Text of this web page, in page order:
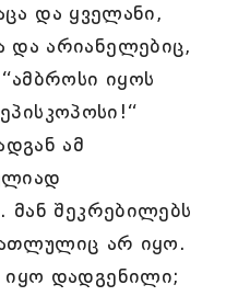
და ყველანი,
არიანელებიც,
იყოს
ამ
მან შეკრებილებს
არ იყო.
დადგენილი;